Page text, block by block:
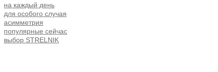
на каждый день
для особого случая
асимметрия
популярные сейчас
выбор STRELNIK